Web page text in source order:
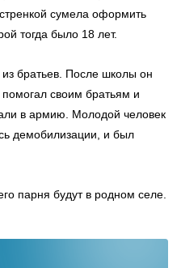
сумела оформить
тогда было 18 лет.
братьев. После школы он
помогал своим братьям и
в армию. Молодой человек
демобилизации, и был
парня будут в родном селе.